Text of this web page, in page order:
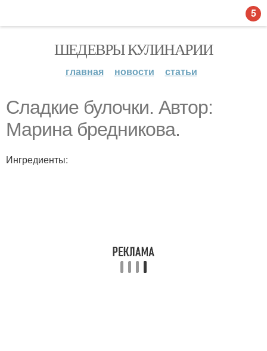
ШЕДЕВРЫ КУЛИНАРИИ
главная новости статьи
Сладкие булочки. Автор:
Марина бредникова.
Ингредиенты:
5